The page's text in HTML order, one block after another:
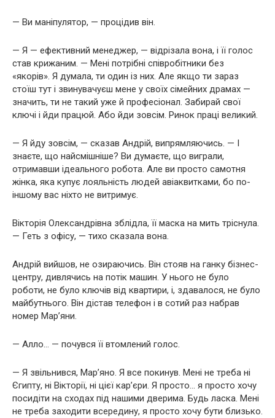
— Ви маніпулятор, — процідив він.
— Я — ефективний менеджер, — відрізала вона, і її голос
став крижаним. — Мені потрібні співробітники без
«якорів». Я думала, ти один із них. Але якщо ти зараз
стоїш тут і звинувачуєш мене у своїх сімейних драмах —
значить, ти не такий уже й професіонал. Забирай свої
ключі і йди працюй. Або йди зовсім. Ринок праці великий.
— Я йду зовсім, — сказав Андрій, випрямляючись. — І
знаєте, що найсмішніше? Ви думаєте, що виграли,
отримавши ідеального робота. Але ви просто самотня
жінка, яка купує лояльність людей авіаквитками, бо по-
іншому вас ніхто не витримує.
Вікторія Олександрівна зблідла, її маска на мить тріснула.
— Геть з офісу, — тихо сказала вона.
Андрій вийшов, не озираючись. Він стояв на ганку бізнес-
центру, дивлячись на потік машин. У нього не було
роботи, не було ключів від квартири, і, здавалося, не було
майбутнього. Він дістав телефон і в сотий раз набрав
номер Мар’яни.
— Алло… — почувся її втомлений голос.
— Я звільнився, Мар’яно. Я все покинув. Мені не треба ні
Єгипту, ні Вікторії, ні цієї кар’єри. Я просто… я просто хочу
посидіти на сходах під нашими дверима. Будь ласка. Мені
не треба заходити всередину, я просто хочу бути близько.